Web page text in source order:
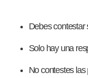
Debes contestar
Solo hay una
No contestes